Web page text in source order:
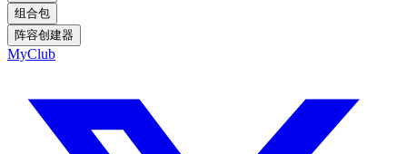
组合包
阵容创建器
MyClub